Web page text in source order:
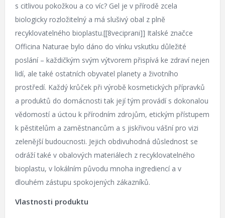
s citlivou pokožkou a co víc? Gel je v přírodě zcela
biologicky rozložitelný a má slušivý obal z plně
recyklovatelného bioplastu.[[8veciprani]] Italské značce
Officina Naturae bylo dáno do vínku vskutku důležité
poslání – každičkým svým výtvorem přispívá ke zdraví nejen
lidí, ale také ostatních obyvatel planety a životního
prostředí. Každý krůček při výrobě kosmetických přípravků
a produktů do domácnosti tak její tým provádí s dokonalou
vědomostí a úctou k přírodním zdrojům, etickým přístupem
k pěstitelům a zaměstnancům a s jiskřivou vášní pro vizi
zelenější budoucnosti. Jejich obdivuhodná důslednost se
odráží také v obalových materiálech z recyklovatelného
bioplastu, v lokálním původu mnoha ingrediencí a v
dlouhém zástupu spokojených zákazníků.
Vlastnosti produktu